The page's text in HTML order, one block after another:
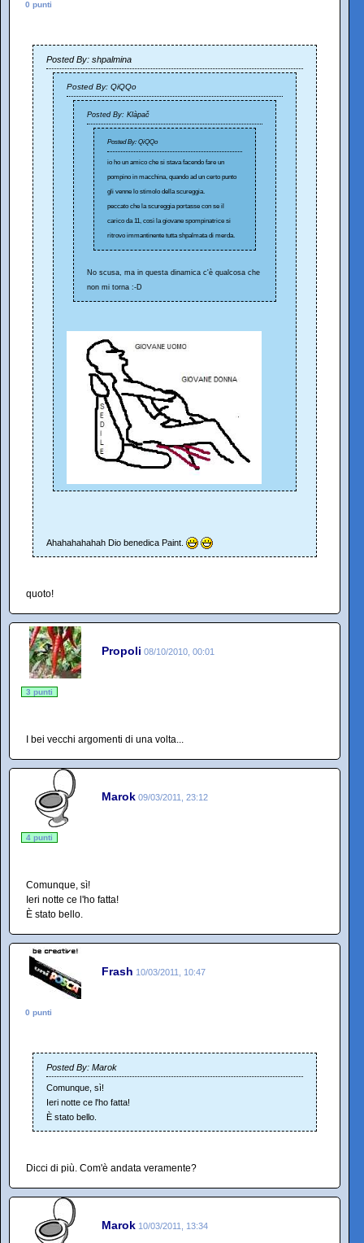
0 punti
Posted By: shpalmina
Posted By: QiQQo
Posted By: Klàpač
Posted By: QiQQo
io ho un amico che si stava facendo fare un
pompino in macchina, quando ad un certo punto
gli venne lo stimolo della scureggia.
peccato che la scureggia portasse con se il
carico da 11, così la giovane spompinatrice si
ritrovo immantinente tutta shpalmata di merda.
No scusa, ma in questa dinamica c'è qualcosa che
non mi torna :-D
Ahahahahahah Dio benedica Paint.
quoto!
Propoli 08/10/2010, 00:01
3 punti
I bei vecchi argomenti di una volta...
Marok 09/03/2011, 23:12
4 punti
Comunque, sì!
Ieri notte ce l'ho fatta!
È stato bello.
Frash 10/03/2011, 10:47
0 punti
Posted By: Marok
Comunque, sì!
Ieri notte ce l'ho fatta!
È stato bello.
Dicci di più. Com'è andata veramente?
Marok 10/03/2011, 13:34